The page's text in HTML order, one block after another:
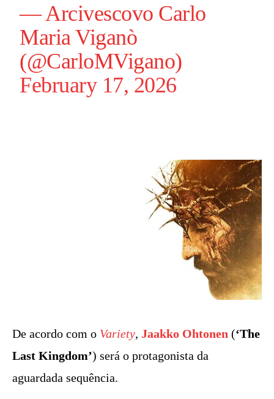
— Arcivescovo Carlo
Maria Viganò
(@CarloMVigano)
February 17, 2026
De acordo com o Variety, Jaakko Ohtonen (‘The
Last Kingdom’) será o protagonista da
aguardada sequência.